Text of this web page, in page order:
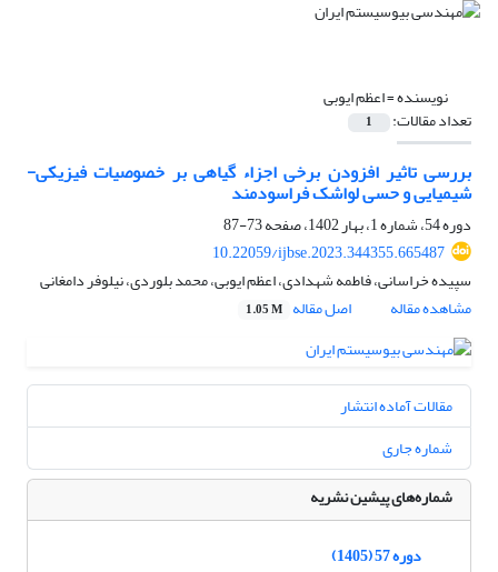
نویسنده =اعظم ایوبی
تعداد مقالات: 1
بررسی تاثیر افزودن برخی اجزاء گیاهی بر خصوصیات فیزیکی-
شیمیایی و حسی لواشک فراسودمند
دوره 54، شماره 1، بهار 1402، صفحه
73-87
10.22059/ijbse.2023.344355.665487
سپیده خراسانی، فاطمه شهدادی، اعظم ایوبی، محمد بلوردی، نیلوفر دامغانی
مشاهده مقاله
اصل مقاله 1.05 M
مقالات آماده انتشار
شماره جاری
شماره‌های پیشین نشریه
دوره 57 (1405)